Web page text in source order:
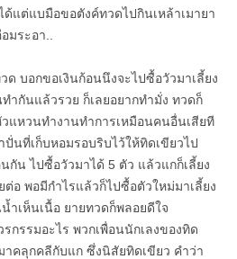
แต่แบมือขอตังค์ทวดไปกินเหล้าเมายา
มระอา..
บอกขอเงินก้อนนึงจะไปซื้อวัวมาเลี้ยง
ำกันแล้วรวย ก็เลยอยากทำมั่ง ทวดก็
แหวนทำงานทำการเหมือนคนอื่นเสียที
ปั่นที่เก็บหอมรอบริบไว้ให้ทิดเขียวไป
กัน ไปซื้อวัวมาได้ 5 ตัว แล้วแกก็เลี้ยง
อ พอมีกำไรแล้วก็ไปซื้อตัวใหม่มาเลี้ยง
ำเห็นเนื้อ ยายทวดก็พลอยดีใจ
กรรมอะไร พวกเพื่อนนักเลงของทิด
าคลุกคลีกับแก ซึ่งนิสัยทิดเขียว คำว่า